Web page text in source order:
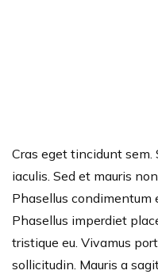
Cras eget tincidunt sem.
iaculis. Sed et mauris
Phasellus condimentum
Phasellus imperdiet
tristique eu. Vivamus
sollicitudin. Mauris a